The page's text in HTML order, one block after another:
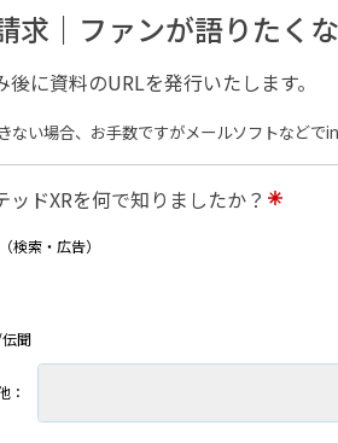
求｜ファンが語りたく
後に資料のURLを発行いたします。
ない場合、お手数ですがメールソフトなど
ッドXRを何で知りましたか？
検索・広告）
聞
：